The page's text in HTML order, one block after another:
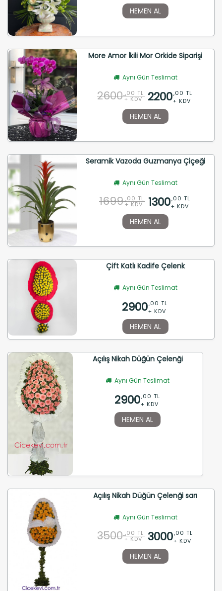
HEMEN AL
More Amor İkili Mor Orkide Siparişi
Aynı Gün Teslimat
2600 ,00 TL
+ KDV 2200,00 TL
+ KDV
HEMEN AL
Seramik Vazoda Guzmanya Çiçeği
Aynı Gün Teslimat
1699 ,00 TL
+ KDV 1300,00 TL
+ KDV
HEMEN AL
Çift Katlı Kadife Çelenk
Aynı Gün Teslimat
2900,00 TL
+ KDV
HEMEN AL
Açılış Nikah Düğün Çelenği
Aynı Gün Teslimat
2900,00 TL
+ KDV
HEMEN AL
Açılış Nikah Düğün Çelenği sarı
Aynı Gün Teslimat
3500 ,00 TL
+ KDV 3000,00 TL
+ KDV
HEMEN AL